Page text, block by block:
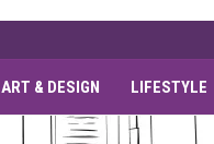
ART & DESIGN LIFESTYLE